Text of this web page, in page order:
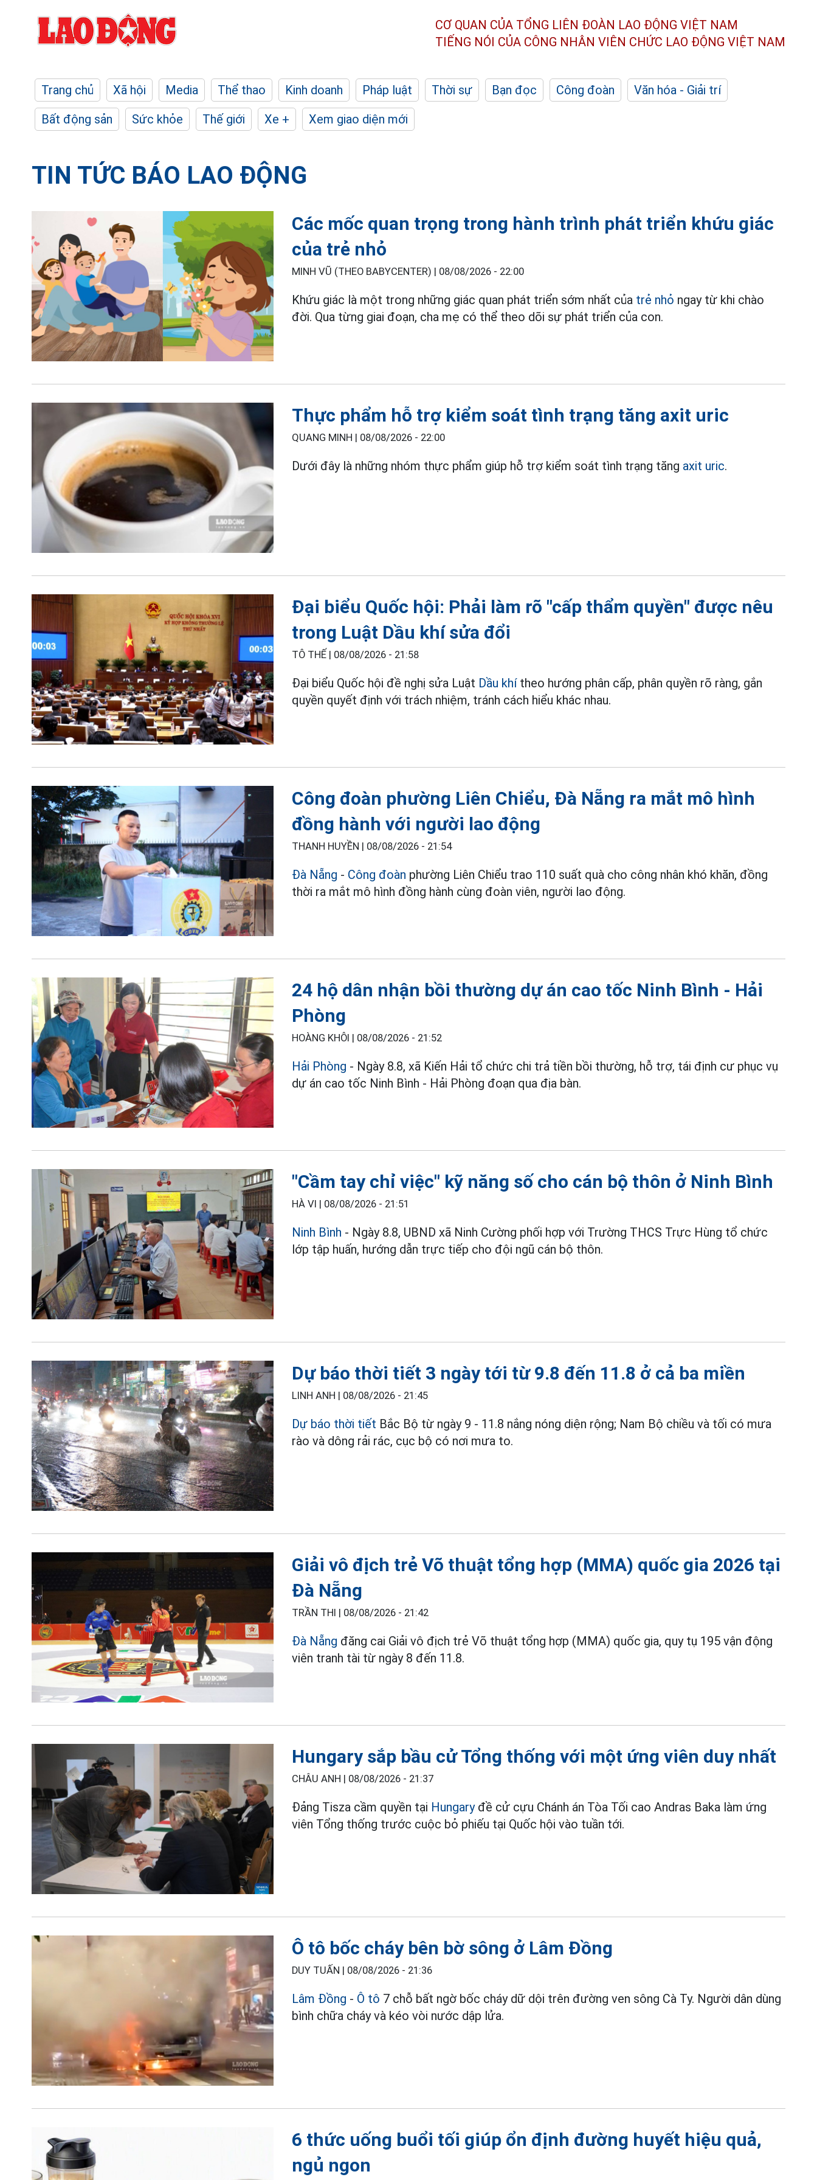
CƠ QUAN CỦA TỔNG LIÊN ĐOÀN LAO ĐỘNG VIỆT NAM
TIẾNG NÓI CỦA CÔNG NHÂN VIÊN CHỨC LAO ĐỘNG VIỆT NAM
Trang chủ Xã hội Media Thể thao Kinh doanh Pháp luật Thời sự Bạn đọc Công đoàn
Văn hóa - Giải trí
Bất động sản
Sức khỏe Thế giới Xe + Xem giao diện mới
TIN TỨC BÁO LAO ĐỘNG
Các mốc quan trọng trong hành trình phát triển khứu giác
của trẻ nhỏ
MINH VŨ (THEO BABYCENTER) | 08/08/2026 - 22:00
Khứu giác là một trong những giác quan phát triển sớm nhất của trẻ nhỏ ngay từ khi chào
đời. Qua từng giai đoạn, cha mẹ có thể theo dõi sự phát triển của con.
Thực phẩm hỗ trợ kiểm soát tình trạng tăng axit uric
QUANG MINH | 08/08/2026 - 22:00
Dưới đây là những nhóm thực phẩm giúp hỗ trợ kiểm soát tình trạng tăng axit uric.
Đại biểu Quốc hội: Phải làm rõ "cấp thẩm quyền" được nêu
trong Luật Dầu khí sửa đổi
TÔ THẾ | 08/08/2026 - 21:58
Đại biểu Quốc hội đề nghị sửa Luật Dầu khítheo hướng phân cấp, phân quyền rõ ràng, gắn
quyền quyết định với trách nhiệm, tránh cách hiểu khác nhau.
Công đoàn phường Liên Chiểu, Đà Nẵng ra mắt mô hình
đồng hành với người lao động
THANH HUYỀN | 08/08/2026 - 21:54
Đà Nẵng - Công đoàn phường Liên Chiểu trao 110 suất quà cho công nhân khó khăn, đồng
thời ra mắt mô hình đồng hành cùng đoàn viên, người lao động.
24 hộ dân nhận bồi thường dự án cao tốc Ninh Bình - Hải
Phòng
HOÀNG KHÔI | 08/08/2026 - 21:52
Hải Phòng - Ngày 8.8, xã Kiến Hải tổ chức chi trả tiền bồi thường, hỗ trợ, tái định cư phục vụ
dự án cao tốc Ninh Bình - Hải Phòng đoạn qua địa bàn.
"Cầm tay chỉ việc" kỹ năng số cho cán bộ thôn ở Ninh Bình
HÀ VI | 08/08/2026 - 21:51
Ninh Bình - Ngày 8.8, UBND xã Ninh Cường phối hợp với Trường THCS Trực Hùng tổ chức
lớp tập huấn, hướng dẫn trực tiếp cho đội ngũ cán bộ thôn.
Dự báo thời tiết 3 ngày tới từ 9.8 đến 11.8 ở cả ba miền
LINH ANH | 08/08/2026 - 21:45
Dự báo thời tiết Bắc Bộ từ ngày 9 - 11.8 nắng nóng diện rộng; Nam Bộ chiều và tối có mưa
rào và dông rải rác, cục bộ có nơi mưa to.
Giải vô địch trẻ Võ thuật tổng hợp (MMA) quốc gia 2026 tại
Đà Nẵng
TRẦN THI | 08/08/2026 - 21:42
Đà Nẵng đăng cai Giải vô địch trẻ Võ thuật tổng hợp (MMA) quốc gia, quy tụ 195 vận động
viên tranh tài từ ngày 8 đến 11.8.
Hungary sắp bầu cử Tổng thống với một ứng viên duy nhất
CHÂU ANH | 08/08/2026 - 21:37
Đảng Tisza cầm quyền tại Hungaryđề cử cựu Chánh án Tòa Tối cao Andras Baka làm ứng
viên Tổng thống trước cuộc bỏ phiếu tại Quốc hội vào tuần tới.
Ô tô bốc cháy bên bờ sông ở Lâm Đồng
DUY TUẤN | 08/08/2026 - 21:36
Lâm Đồng - Ô tô 7 chỗ bất ngờ bốc cháy dữ dội trên đường ven sông Cà Ty. Người dân dùng
bình chữa cháy và kéo vòi nước dập lửa.
6 thức uống buổi tối giúp ổn định đường huyết hiệu quả,
ngủ ngon